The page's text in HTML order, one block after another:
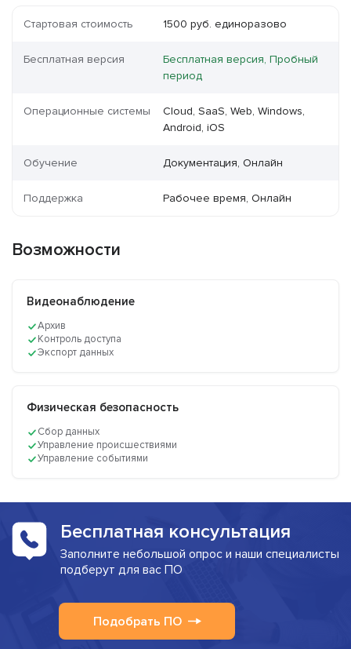
Стартовая стоимость 1500 руб. единоразово
Бесплатная версия
Бесплатная версия, Пробный
период
Операционные системы
Cloud, SaaS, Web, Windows,
Android, iOS
Обучение Документация, Онлайн
Поддержка Рабочее время, Онлайн
Возможности
Видеонаблюдение
Архив
Контроль доступа
Экспорт данных
Физическая безопасность
Сбор данных
Управление происшествиями
Управление событиями
Бесплатная консультация
Заполните небольшой опрос и наши специалисты
подберут для вас ПО
Подобрать ПО